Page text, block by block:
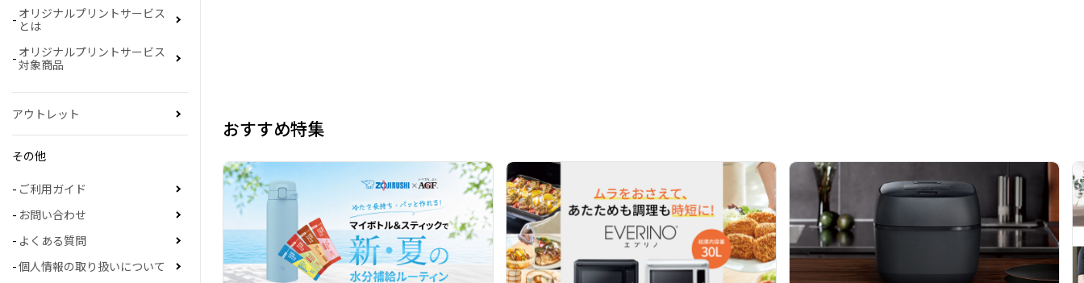
おすすめ特集
オリジナルプリントサービス
とは
オリジナルプリントサービス
対象商品
アウトレット
その他
ご利用ガイド
お問い合わせ
よくある質問
個人情報の取り扱いについて